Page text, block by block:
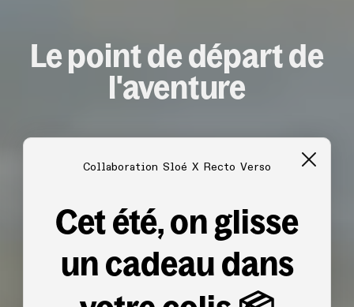
Le point de départ de
l'aventure
Collaboration Sloé X Recto Verso
Cet été, on glisse
un cadeau dans